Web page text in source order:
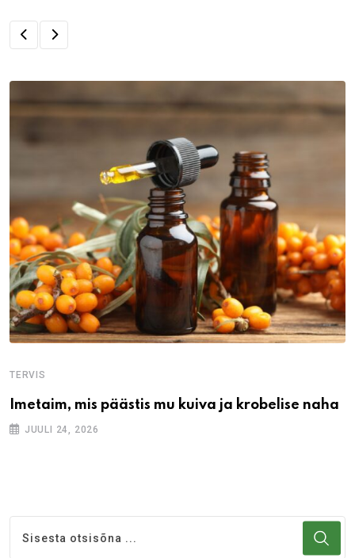
TERVIS
Imetaim, mis päästis mu kuiva ja krobelise naha
JUULI 24, 2026